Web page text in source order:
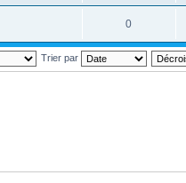
0
Trier par